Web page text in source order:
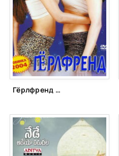
Гёрлфренд (2004)